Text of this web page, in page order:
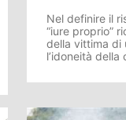
Nel definire il
“iure proprio”
della vittima di
l’idoneità della